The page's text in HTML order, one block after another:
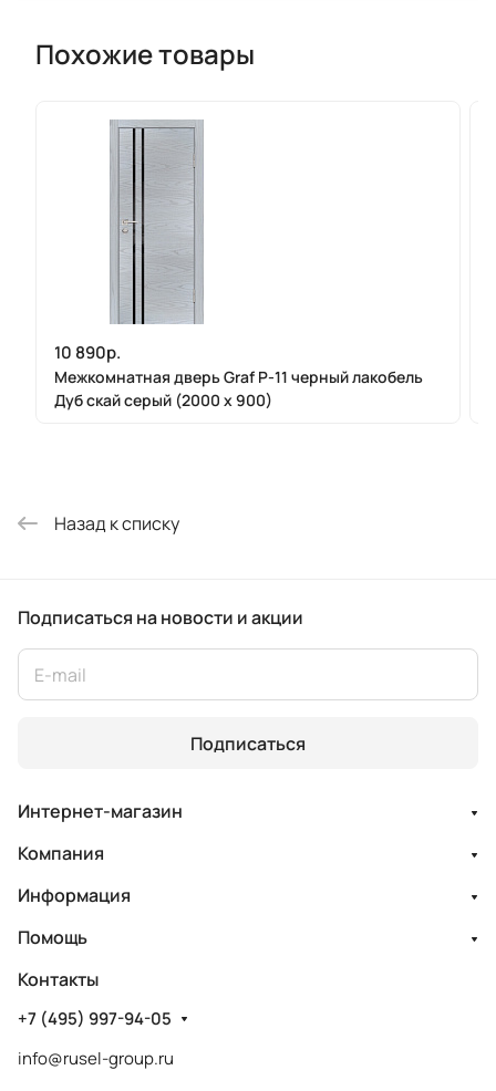
Похожие товары
10 890р.
Межкомнатная дверь Graf P-11 черный лакобель
Дуб скай серый (2000 х 900)
Назад к списку
Подписаться на новости и акции
Подписаться
Интернет-магазин
Компания
Информация
Помощь
Контакты
+7 (495) 997-94-05
info@rusel-group.ru